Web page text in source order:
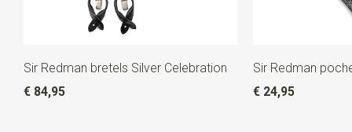
Sir Redman bretels Silver Celebration
€ 84,95
Sir Redman
€ 24,95